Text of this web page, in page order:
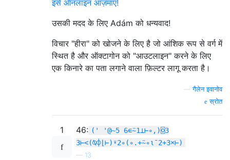
इसे ऑनलाइन आज़माएं!
उसकी मदद के लिए Adám को धन्यवाद!
विचार "हीरा" को खोजने के लिए है जो आंशिक रूप से वर्ग में
स्थित है और ऑक्टागोन को "आउटलाइन" करने के लिए
एक किनारे का पता लगाने वाला फ़िल्टर लागू करता है।
—गैलेन इवानोव
स्रोत
1 46: (' '@~5 6∊⍨1⊥⊢∘,)⌺3
3⊢<(⍉⌽⌊⊢)⍣2∘(∘.+⍨∘⍳¯2+3×⊢)
— 13